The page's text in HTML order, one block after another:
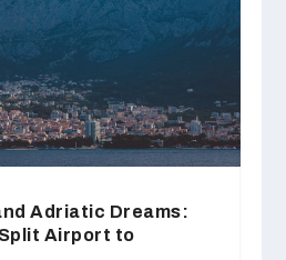
Adriatic Dreams:
Airport to